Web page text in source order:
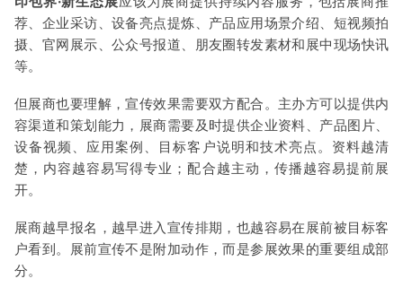
荐、企业采访、设备亮点提炼、产品应用场景介绍、短视频拍
摄、官网展示、公众号报道、朋友圈转发素材和展中现场快讯
等。
但展商也要理解，宣传效果需要双方配合。主办方可以提供内
容渠道和策划能力，展商需要及时提供企业资料、产品图片、
设备视频、应用案例、目标客户说明和技术亮点。资料越清
楚，内容越容易写得专业；配合越主动，传播越容易提前展
开。
展商越早报名，越早进入宣传排期，也越容易在展前被目标客
户看到。展前宣传不是附加动作，而是参展效果的重要组成部
分。